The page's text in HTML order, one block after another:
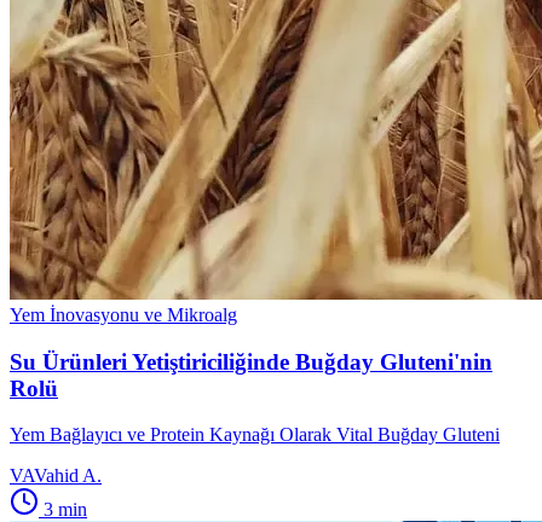
Yem İnovasyonu ve Mikroalg
Su Ürünleri Yetiştiriciliğinde Buğday Gluteni'nin
Rolü
Yem Bağlayıcı ve Protein Kaynağı Olarak Vital Buğday Gluteni
VAVahid A.
3 min